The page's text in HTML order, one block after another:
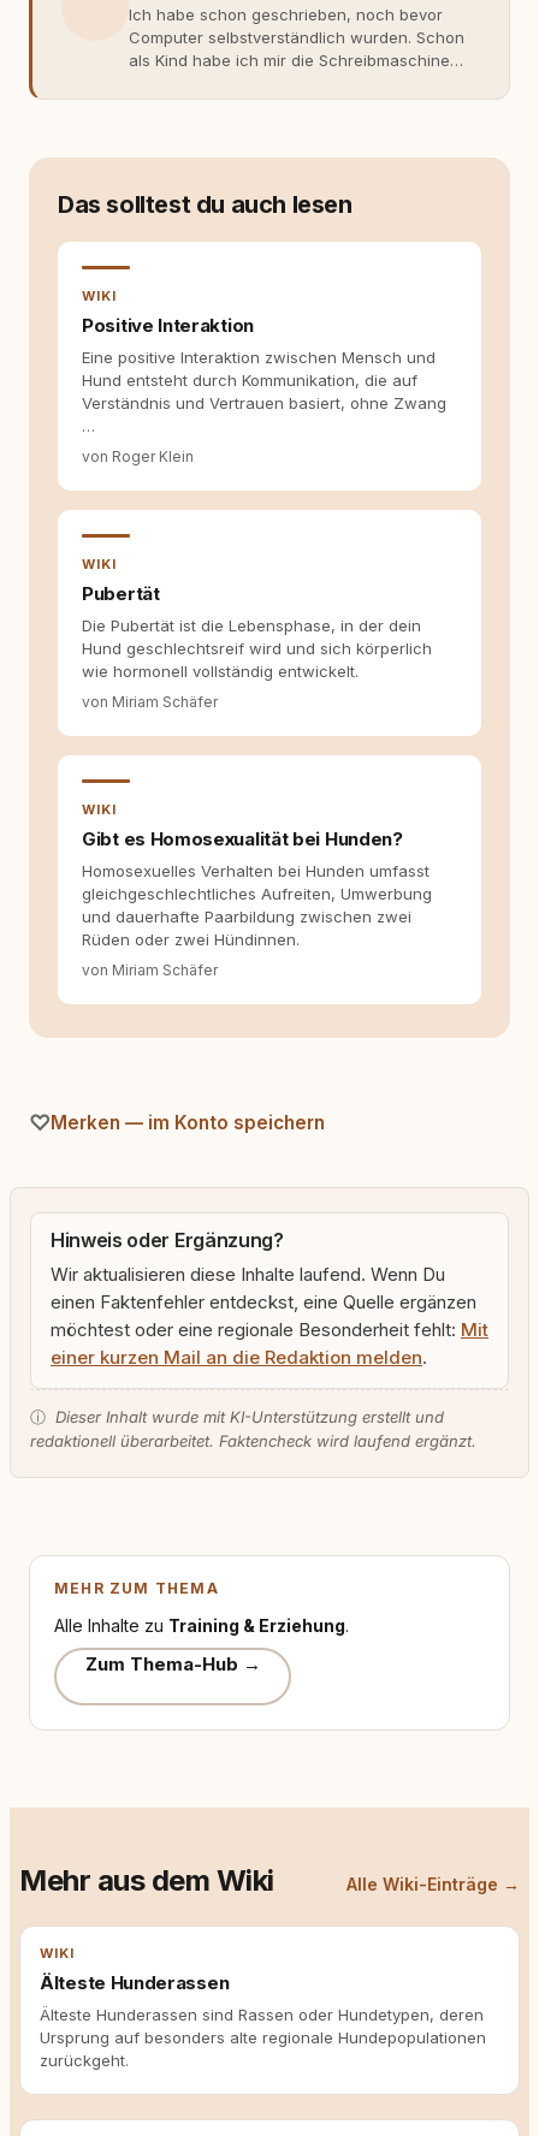
Ich habe schon geschrieben, noch bevor
Computer selbstverständlich wurden. Schon
als Kind habe ich mir die Schreibmaschine
getippt: Geschichten, Beobachtungen,
weniger guten Erfahrungen. Umso mehr hat
erlebt habe, wie verantwortungsvoll und
bewusst gute Hundehaltung funktionieren
als Content Managerin an vielen Stellen
beteiligt, an denen aus Ideen fertige Beiträge
werden. Ich recherchiere Themen, plane
Inhalte, schreibe Artikel, begleite Gastbeiträge
die Social-Media-Kanäle. Mein Blick richtet
sich dabei immer auf das grosse Ganze:
Welche Themen sind relevant? Welche
Inhalte so aufbereiten, dass sie verständlich,
hilfreich sind? Ich glaube, dass Emotionen
entstehen dort, wo Information,
Selbstreflexion und Bereitschaft zum
Hinterfragen zusammenkommen. Mit meinen
Texten möchte ich genau dazu beitragen.
Das solltest du auch lesen
WIKI
Positive Interaktion
Eine positive Interaktion zwischen Mensch und
Hund entsteht durch Kommunikation, die auf
Verständnis und Vertrauen basiert, ohne Zwang
…
von Roger Klein
WIKI
Pubertät
Die Pubertät ist die Lebensphase, in der dein
Hund geschlechtsreif wird und sich körperlich
wie hormonell vollständig entwickelt.
von Miriam Schäfer
WIKI
Gibt es Homosexualität bei Hunden?
Homosexuelles Verhalten bei Hunden umfasst
gleichgeschlechtliches Aufreiten, Umwerbung
und dauerhafte Paarbildung zwischen zwei
Rüden oder zwei Hündinnen.
von Miriam Schäfer
Merken — im Konto speichern
Hinweis oder Ergänzung?
Wir aktualisieren diese Inhalte laufend. Wenn Du
einen Faktenfehler entdeckst, eine Quelle ergänzen
möchtest oder eine regionale Besonderheit fehlt: Mit
einer kurzen Mail an die Redaktion melden.
ⓘ Dieser Inhalt wurde mit KI-Unterstützung erstellt und
redaktionell überarbeitet. Faktencheck wird laufend ergänzt.
MEHR ZUM THEMA
Alle Inhalte zu Training & Erziehung.
Zum Thema-Hub →
Mehr aus dem Wiki Alle Wiki-Einträge →
WIKI
Älteste Hunderassen
Älteste Hunderassen sind Rassen oder Hundetypen, deren
Ursprung auf besonders alte regionale Hundepopulationen
zurückgeht.